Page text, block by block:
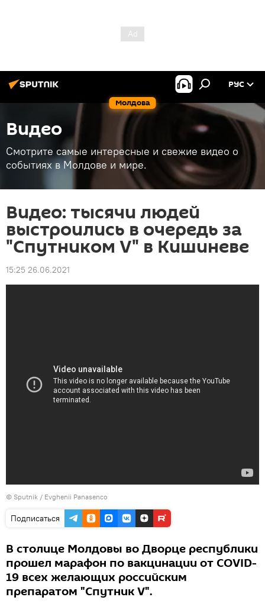
Молдова
РУС
Видео
Смотрите самые интересные и свежие видео о
событиях в Молдове и мире.
Видео: тысячи людей
выстроились в очередь за
"Спутником V" в Кишиневе
15:25 26.06.2021
© Sputnik / Evghenii Panasenco
Подписаться
В столице Молдовы во Дворце республики
прошел марафон по вакцинации от COVID-
19 всех желающих российским
препаратом "Спутник V".